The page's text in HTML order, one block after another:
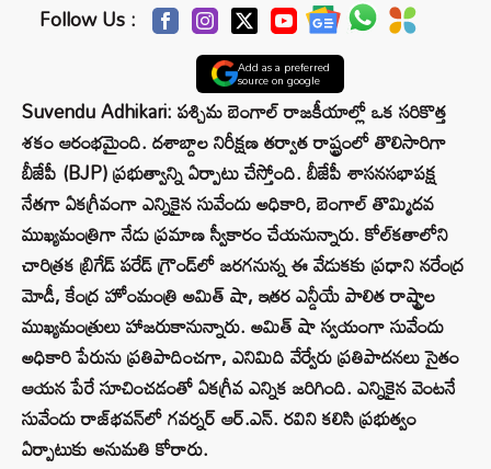
Follow Us :
Add as a preferred
source on google
Suvendu Adhikari: పశ్చిమ బెంగాల్ రాజకీయాల్లో ఒక సరికొత్త
శకం ఆరంభమైంది. దశాబ్దాల నిరీక్షణ తర్వాత రాష్ట్రంలో తొలిసారిగా
బీజేపీ (BJP) ప్రభుత్వాన్ని ఏర్పాటు చేస్తోంది. బీజేపీ శాసనసభాపక్ష
నేతగా ఏకగ్రీవంగా ఎన్నికైన సువేందు అధికారి, బెంగాల్ తొమ్మిదవ
ముఖ్యమంత్రిగా నేడు ప్రమాణ స్వీకారం చేయనున్నారు. కోల్‌కతాలోని
చారిత్రక బ్రిగేడ్ పరేడ్ గ్రౌండ్‌లో జరగనున్న ఈ వేడుకకు ప్రధాని నరేంద్ర
మోడీ, కేంద్ర హోంమంత్రి అమిత్ షా, ఇతర ఎన్డీయే పాలిత రాష్ట్రాల
ముఖ్యమంత్రులు హాజరుకానున్నారు. అమిత్ షా స్వయంగా సువేందు
అధికారి పేరును ప్రతిపాదించగా, ఎనిమిది వేర్వేరు ప్రతిపాదనలు సైతం
ఆయన పేరే సూచించడంతో ఏకగ్రీవ ఎన్నిక జరిగింది. ఎన్నికైన వెంటనే
సువేందు రాజ్‌భవన్‌లో గవర్నర్ ఆర్.ఎన్. రవిని కలిసి ప్రభుత్వం
ఏర్పాటుకు అనుమతి కోరారు.